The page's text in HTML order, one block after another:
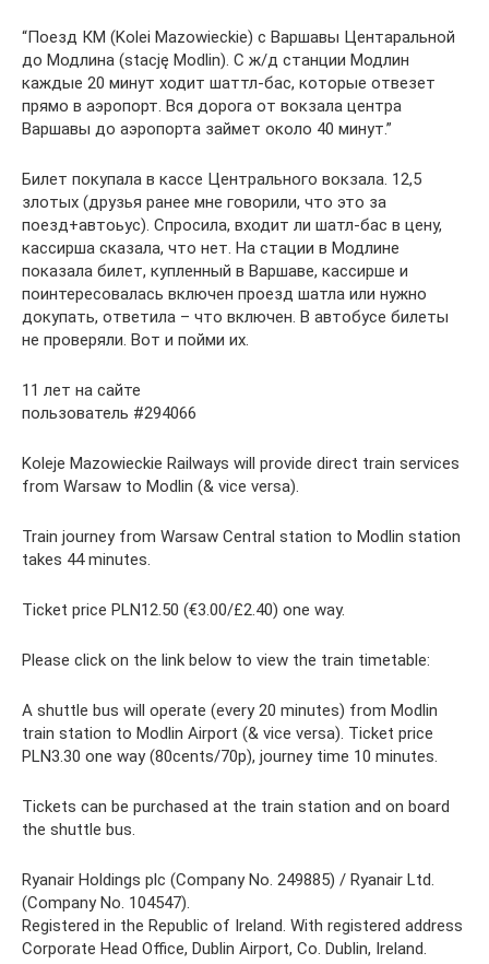
“Поезд КМ (Kolei Mazowieckiе) с Варшавы Центаральной
до Модлина (stację Modlin). С ж/д станции Модлин
каждые 20 минут ходит шаттл-бас, которые отвезет
прямо в аэропорт. Вся дорога от вокзала центра
Варшавы до аэропорта займет около 40 минут.”
Билет покупала в кассе Центрального вокзала. 12,5
злотых (друзья ранее мне говорили, что это за
поезд+автоьус). Спросила, входит ли шатл-бас в цену,
кассирша сказала, что нет. На стации в Модлине
показала билет, купленный в Варшаве, кассирше и
поинтересовалась включен проезд шатла или нужно
докупать, ответила – что включен. В автобусе билеты
не проверяли. Вот и пойми их.
11 лет на сайте
пользователь #294066
Koleje Mazowieckie Railways will provide direct train services
from Warsaw to Modlin (& vice versa).
Train journey from Warsaw Central station to Modlin station
takes 44 minutes.
Ticket price PLN12.50 (€3.00/£2.40) one way.
Please click on the link below to view the train timetable:
A shuttle bus will operate (every 20 minutes) from Modlin
train station to Modlin Airport (& vice versa). Ticket price
PLN3.30 one way (80cents/70p), journey time 10 minutes.
Tickets can be purchased at the train station and on board
the shuttle bus.
Ryanair Holdings plc (Company No. 249885) / Ryanair Ltd.
(Company No. 104547).
Registered in the Republic of Ireland. With registered address
Corporate Head Office, Dublin Airport, Co. Dublin, Ireland.